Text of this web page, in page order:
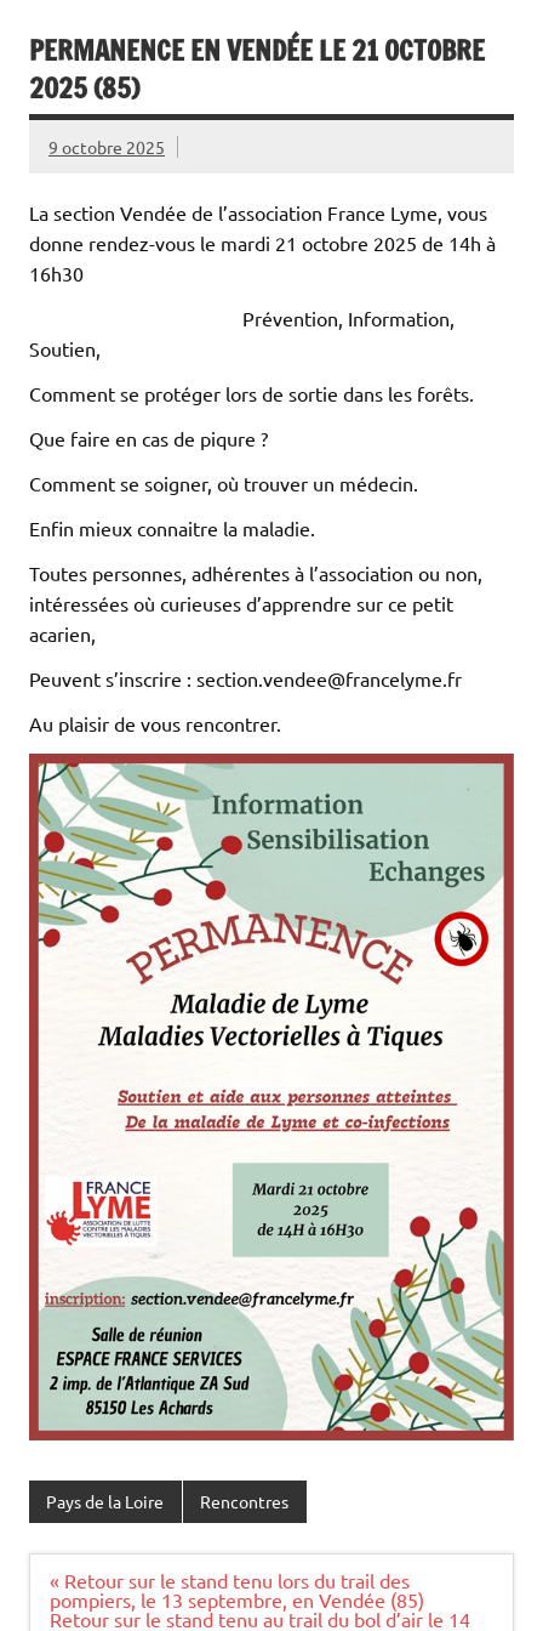
PERMANENCE EN VENDÉE LE 21 OCTOBRE
2025 (85)
9 octobre 2025
La section Vendée de l’association France Lyme, vous
donne rendez-vous le mardi 21 octobre 2025 de 14h à
16h30
Prévention, Information,
Soutien,
Comment se protéger lors de sortie dans les forêts.
Que faire en cas de piqure ?
Comment se soigner, où trouver un médecin.
Enfin mieux connaitre la maladie.
Toutes personnes, adhérentes à l’association ou non,
intéressées où curieuses d’apprendre sur ce petit
acarien,
Peuvent s’inscrire : section.vendee@francelyme.fr
Au plaisir de vous rencontrer.
Pays de la Loire Rencontres
Navigation
de
l’article
« Retour sur le stand tenu lors du trail des
pompiers, le 13 septembre, en Vendée (85)
Retour sur le stand tenu au trail du bol d’air le 14